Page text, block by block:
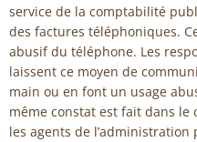
service de la comptabilité
des factures téléphoniques.
abusif du téléphone. Les
laissent ce moyen de
main ou en font un usage
même constat est fait dans le
les agents de l’administration